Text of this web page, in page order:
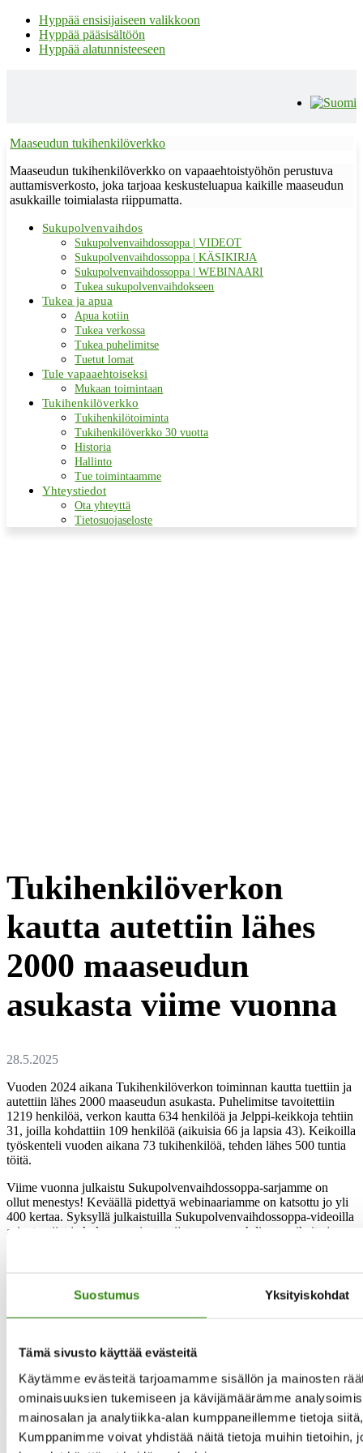
Suostumus Yksityiskohdat
Tämä sivusto käyttää evästeitä
Käytämme evästeitä tarjoamamme sisällön ja mainosten
ominaisuuksien tukemiseen ja kävijämäärämme
mainosalan ja analytiikka-alan kumppaneillemme tietoja
Kumppanimme voivat yhdistää näitä tietoja muihin tietoihin,
Hyppää ensisijaiseen valikkoon
Hyppää pääsisältöön
Hyppää alatunnisteeseen
Maaseudun tukihenkilöverkko
Maaseudun tukihenkilöverkko on vapaaehtoistyöhön perustuva
auttamisverkosto, joka tarjoaa keskusteluapua kaikille maaseudun
asukkaille toimialasta riippumatta.
Sukupolvenvaihdos
Sukupolvenvaihdossoppa | VIDEOT
Sukupolvenvaihdossoppa | KÄSIKIRJA
Sukupolvenvaihdossoppa | WEBINAARI
Tukea sukupolvenvaihdokseen
Tukea ja apua
Apua kotiin
Tukea verkossa
Tukea puhelimitse
Tuetut lomat
Tule vapaaehtoiseksi
Mukaan toimintaan
Tukihenkilöverkko
Tukihenkilötoiminta
Tukihenkilöverkko 30 vuotta
Historia
Hallinto
Tue toimintaamme
Yhteystiedot
Ota yhteyttä
Tietosuojaseloste
Tukihenkilöverkon
kautta autettiin lähes
2000 maaseudun
asukasta viime vuonna
Vuoden 2024 aikana Tukihenkilöverkon toiminnan kautta tuettiin ja
autettiin lähes 2000 maaseudun asukasta. Puhelimitse tavoitettiin
1219 henkilöä, verkon kautta 634 henkilöä ja Jelppi-keikkoja tehtiin
31, joilla kohdattiin 109 henkilöä (aikuisia 66 ja lapsia 43). Keikoilla
työskenteli vuoden aikana 73 tukihenkilöä, tehden lähes 500 tuntia
töitä.
Viime vuonna julkaistu Sukupolvenvaihdossoppa-sarjamme on
ollut menestys! Keväällä pidettyä webinaariamme on katsottu jo yli
400 kertaa. Syksyllä julkaistuilla Sukupolvenvaihdossoppa-videoilla
asiantuntijat ja kokemusasiantuntijat antavat pohdinnan aiheita ja
sukupolvenvaihdoksissa usein varjoon jääviä teemoja.
Yhteystietomme
Maaseudun tukihenkilöverkko
Eerikinkatu 27, 6. krs
00180 Helsinki
puh.0400 789 481